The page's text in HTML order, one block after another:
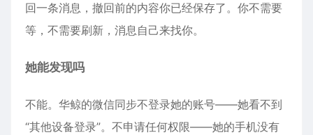
回一条消息，撤回前的内容你已经保存了。你不需要
等，不需要刷新，消息自己来找你。
她能发现吗
不能。华鲸的微信同步不登录她的账号——她看不到
“其他设备登录”。不申请任何权限——她的手机没有